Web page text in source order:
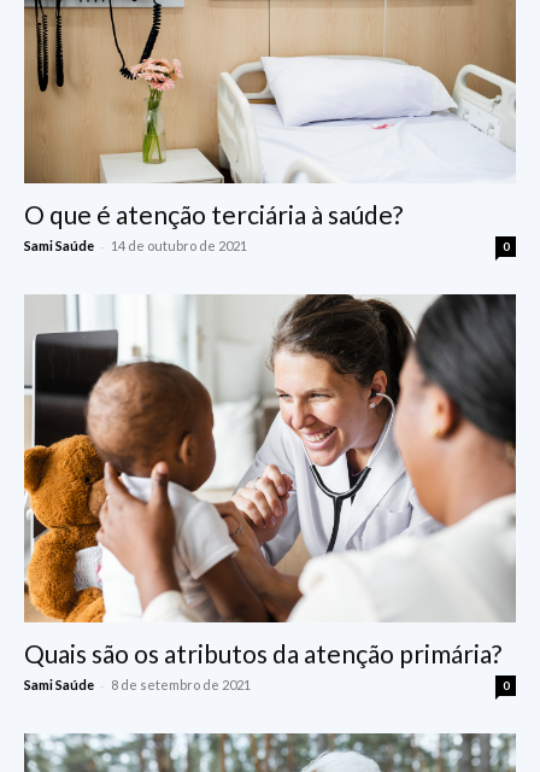
O que é atenção terciária à saúde?
Sami Saúde - 14 de outubro de 2021 0
Quais são os atributos da atenção primária?
Sami Saúde - 8 de setembro de 2021 0